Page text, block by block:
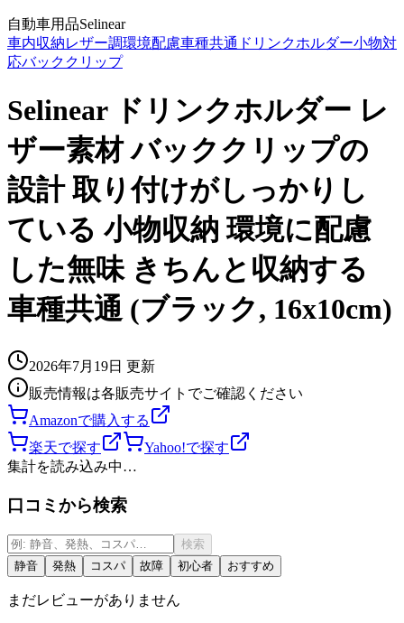
自動車用品Selinear
車内収納レザー調環境配慮車種共通 ドリンクホルダー小物対
応バッククリップ
Selinear ドリンクホルダー レ
ザー素材 バッククリップの
設計 取り付けがしっかりし
ている 小物収納 環境に配慮
した無味 きちんと収納する
車種共通 (ブラック, 16x10cm)
2026年7月19日 更新
販売情報は各販売サイトでご確認ください
Amazonで購入する
楽天で探す
Yahoo!で探す
集計を読み込み中…
口コミから検索
検索
静音
発熱 コスパ 故障 初心者 おすすめ
まだレビューがありません